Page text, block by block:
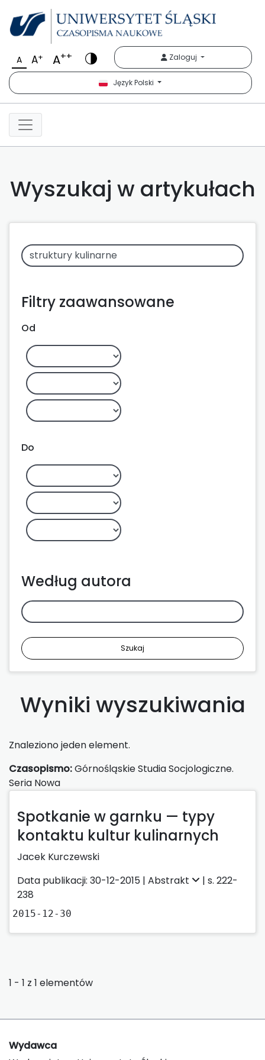
A A+ A++ Zaloguj
Język Polski
Wyszukaj w artykułach
Filtry zaawansowane
Od
Do
Według autora
Szukaj
Wyniki wyszukiwania
Znaleziono jeden element.
Czasopismo:Górnośląskie Studia Socjologiczne.
Seria Nowa
Spotkanie w garnku — typy
kontaktu kultur kulinarnych
Jacek Kurczewski
Data publikacji: 30-12-2015 | Abstrakt
| s. 222-
238
2015-12-30
1 - 1 z 1 elementów
Wydawca